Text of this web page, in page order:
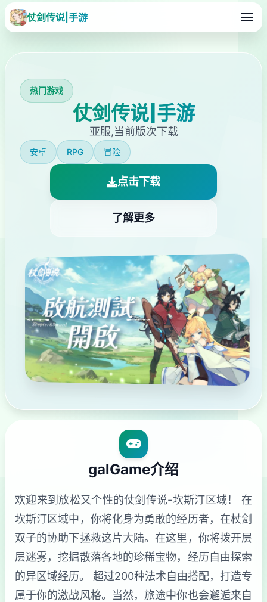
仗剑传说|手游
热门游戏
仗剑传说|手游
亚服,当前版次下载
安卓 RPG 冒险
点击下载
了解更多
galGame介绍
欢迎来到放松又个性的仗剑传说-坎斯汀区域！ 在
坎斯汀区域中，你将化身为勇敢的经历者，在杖剑
双子的协助下拯救这片大陆。在这里，你将拨开层
层迷雾，挖掘散落各地的珍稀宝物，经历自由探索
的异区域经历。 超过200种法术自由搭配，打造专
属于你的激战风格。当然，旅途中你也会邂逅来自